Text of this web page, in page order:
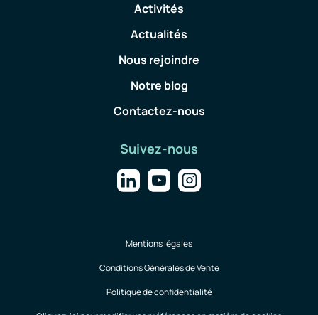
Activités
Actualités
Nous rejoindre
Notre blog
Contactez-nous
Suivez-nous
Mentions légales
Conditions Générales de Vente
Politique de confidentialité